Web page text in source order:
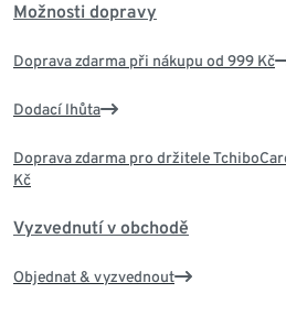
Možnosti dopravy
Doprava zdarma při nákupu od 999 Kč
Dodací lhůta
Doprava zdarma pro držitele
Kč
Vyzvednutí v obchodě
Objednat & vyzvednout